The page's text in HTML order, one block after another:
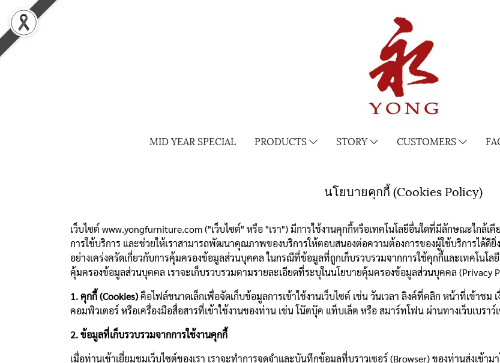
MID YEAR SPECIAL PRODUCTS STORY CUSTOMERS
นโยบายคุกกี้ (Cookies Policy)
เว็บไซต์ www.yongfurniture.com ("เว็บไซต์" หรือ "เรา") มีการใช้งานคุกกี้หรือเทคโนโลยีอื่นใดที่มีลักษณะใกล้
การใช้บริการ และช่วยให้เราสามารถพัฒนาคุณภาพของบริการให้ตอบสนองต่อความต้องการของผู้ใช้บริการได้ดียิ่
อย่างเคร่งครัดเกี่ยวกับการคุ้มครองข้อมูลส่วนบุคคล ในกรณีที่ข้อมูลที่ถูกเก็บรวบรวมจากการใช้คุกกี้และเทคโน
คุ้มครองข้อมูลส่วนบุคคล เราจะเก็บรวบรวมตามรายละเอียดที่ระบุในนโยบายคุ้มครองข้อมูลส่วนบุคคล (Privacy
1. คุกกี้ (Cookies)คือไฟล์ขนาดเล็กเพื่อจัดเก็บข้อมูลการเข้าใช้งานเว็บไซต์ เช่น วันเวลา ลิงค์ที่คลิก หน้าที่เข้าชม
คอมพิวเตอร์ หรือเครื่องมือสื่อสารที่เข้าใช้งานของท่าน เช่น โน๊ตบุ๊ค แท็บเล็ต หรือ สมาร์ทโฟน ผ่านทางเว็บเบรา
2. ข้อมูลที่เก็บรวบรวมจากการใช้งานคุกกี้
เมื่อท่านเข้าเยี่ยมชมเว็บไซต์ของเรา เราจะทำการจดจำและบันทึกข้อมูลที่บราวเซอร์ (Browser) ของท่านส่งเข้าม